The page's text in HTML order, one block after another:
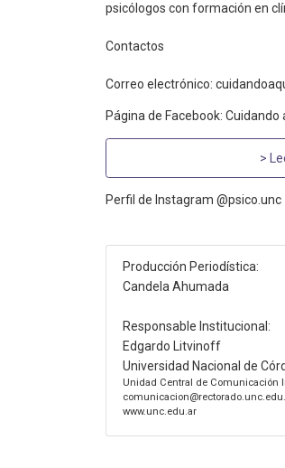
psicólogos con formación en
Contactos
Correo electrónico:
Página de Facebook:
>
Perfil de Instagram @psico.unc
Producción Periodística:
Candela Ahumada
Responsable Institucional:
Edgardo Litvinoff
Universidad Nacional de
Unidad Central de Comunicación
www.unc.edu.ar